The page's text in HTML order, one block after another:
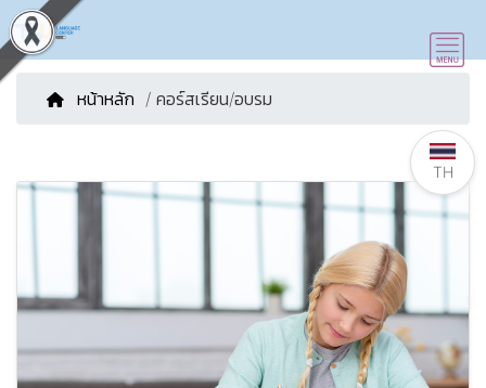
หน้าหลัก / คอร์สเรียน/อบรม
TH